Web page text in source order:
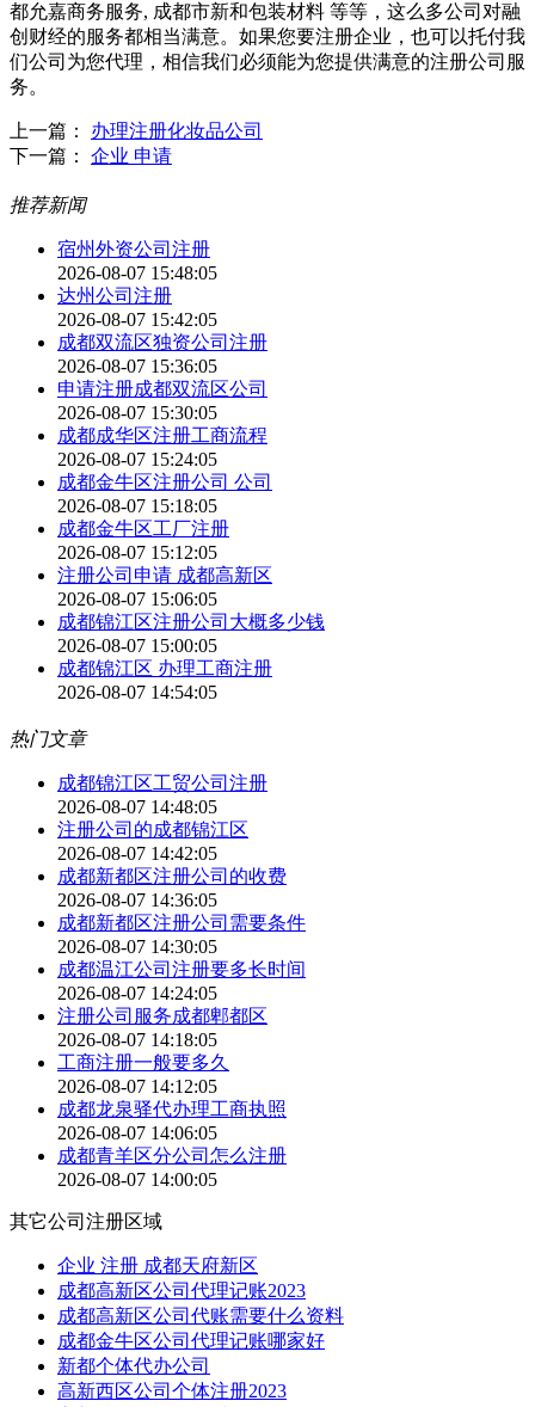
都允嘉商务服务, 成都市新和包装材料 等等，这么多公司对融
创财经的服务都相当满意。如果您要注册企业，也可以托付我
们公司为您代理，相信我们必须能为您提供满意的注册公司服
务。
上一篇： 办理注册化妆品公司
下一篇： 企业 申请
推荐新闻
宿州外资公司注册
2026-08-07 15:48:05
达州公司注册
2026-08-07 15:42:05
成都双流区独资公司注册
2026-08-07 15:36:05
申请注册成都双流区公司
2026-08-07 15:30:05
成都成华区注册工商流程
2026-08-07 15:24:05
成都金牛区注册公司 公司
2026-08-07 15:18:05
成都金牛区工厂注册
2026-08-07 15:12:05
注册公司申请 成都高新区
2026-08-07 15:06:05
成都锦江区注册公司大概多少钱
2026-08-07 15:00:05
成都锦江区 办理工商注册
2026-08-07 14:54:05
热门文章
成都锦江区工贸公司注册
2026-08-07 14:48:05
注册公司的成都锦江区
2026-08-07 14:42:05
成都新都区注册公司的收费
2026-08-07 14:36:05
成都新都区注册公司需要条件
2026-08-07 14:30:05
成都温江公司注册要多长时间
2026-08-07 14:24:05
注册公司服务成都郫都区
2026-08-07 14:18:05
工商注册一般要多久
2026-08-07 14:12:05
成都龙泉驿代办理工商执照
2026-08-07 14:06:05
成都青羊区分公司怎么注册
2026-08-07 14:00:05
其它公司注册区域
企业 注册 成都天府新区
成都高新区公司代理记账2023
成都高新区公司代账需要什么资料
成都金牛区公司代理记账哪家好
新都个体代办公司
高新西区公司个体注册2023